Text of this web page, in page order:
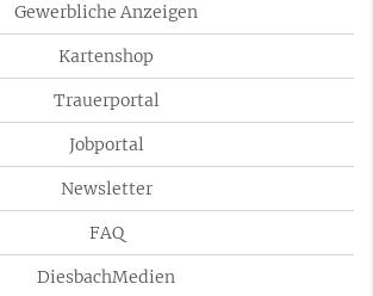
Gewerbliche Anzeigen
Kartenshop
Trauerportal
Jobportal
Newsletter
FAQ
DiesbachMedien